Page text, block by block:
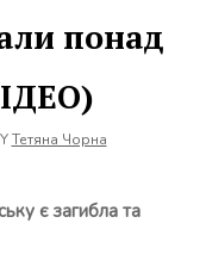
понад
Тетяна Чорна
є загибла та